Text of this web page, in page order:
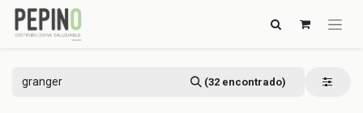
(32 encontrado)